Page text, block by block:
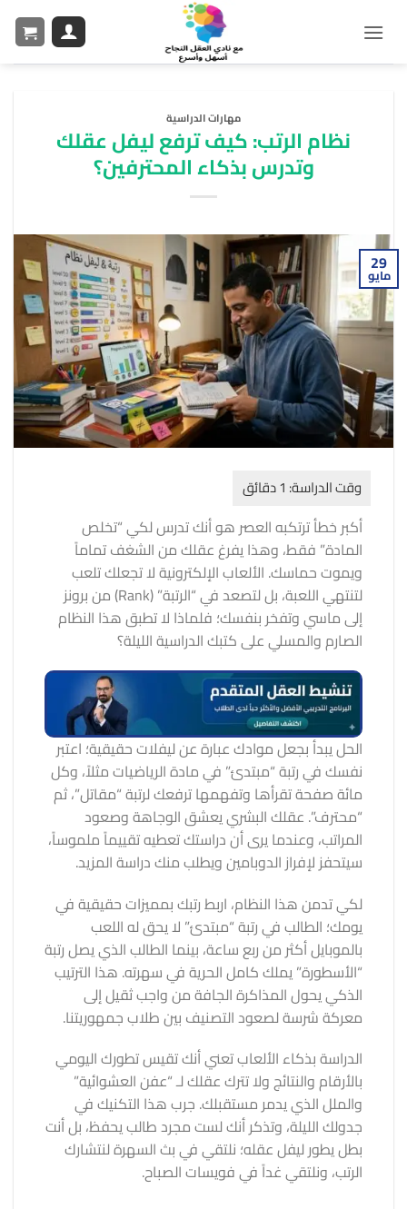
مهارات الدراسية
نظام الرتب: كيف ترفع ليفل عقلك
وتدرس بذكاء المحترفين؟
29
مايو
أكبر خطأ ترتكبه العصر هو أنك تدرس لكي “تخلص
المادة” فقط، وهذا يفرغ عقلك من الشغف تماماً
ويموت حماسك. الألعاب الإلكترونية لا تجعلك تلعب
لتنتهي اللعبة، بل لتصعد في “الرتبة” (Rank) من برونز
إلى ماسي وتفخر بنفسك؛ فلماذا لا تطبق هذا النظام
الصارم والمسلي على كتبك الدراسية الليلة؟
الحل يبدأ بجعل موادك عبارة عن ليفلات حقيقية؛ اعتبر
نفسك في رتبة “مبتدئ” في مادة الرياضيات مثلاً، وكل
مائة صفحة تقرأها وتفهمها ترفعك لرتبة “مقاتل”، ثم
“محترف”. عقلك البشري يعشق الوجاهة وصعود
المراتب، وعندما يرى أن دراستك تعطيه تقييماً ملموساً،
سيتحفز لإفراز الدوبامين ويطلب منك دراسة المزيد.
لكي تدمن هذا النظام، اربط رتبك بمميزات حقيقية في
يومك؛ الطالب في رتبة “مبتدئ” لا يحق له اللعب
بالموبايل أكثر من ربع ساعة، بينما الطالب الذي يصل رتبة
“الأسطورة” يملك كامل الحرية في سهرته. هذا الترتيب
الذكي يحول المذاكرة الجافة من واجب ثقيل إلى
معركة شرسة لصعود التصنيف بين طلاب جمهوريتنا.
الدراسة بذكاء الألعاب تعني أنك تقيس تطورك اليومي
بالأرقام والنتائج ولا تترك عقلك لـ “عفن العشوائية”
والملل الذي يدمر مستقبلك. جرب هذا التكنيك في
جدولك الليلة، وتذكر أنك لست مجرد طالب يحفظ، بل أنت
بطل يطور ليفل عقله؛ نلتقي في بث السهرة لنتشارك
الرتب، ونلتقي غداً في فويسات الصباح.